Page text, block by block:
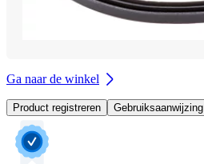
Ga naar de winkel
Product registreren